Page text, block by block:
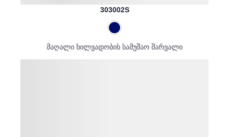
303002S
მაღალი ხილვადობის სამუშაო შარვალი